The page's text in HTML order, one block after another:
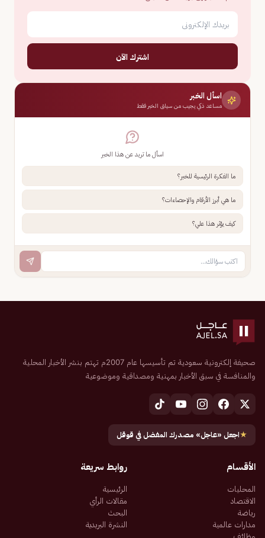
اشترك الآن
اسأل الخبر
مساعد ذكي يجيب من سياق الخبر فقط
اسأل ما تريد عن هذا الخبر
ما الفكرة الرئيسية للخبر؟
ما هي أبرز الأرقام والإحصاءات؟
كيف يؤثر هذا علي؟
صحيفة إلكترونية سعودية تم تأسيسها عام 2007م تهتم بنشر الأخبار المحلية
والمنافسة في سبق الأخبار بمهنية ومصداقية وموضوعية
★اجعل «عاجل» مصدرك المفضل في قوقل
الأقسام
المحليات
الاقتصاد
رياضة
مدارات عالمية
روابط سريعة
الرئيسية
مقالات الرأي
البحث
النشرة البريدية